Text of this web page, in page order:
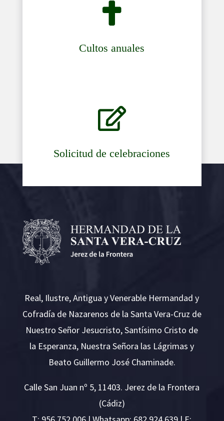

Cultos anuales

Solicitud de celebraciones
Real, Ilustre, Antigua y Venerable Hermandad y
Cofradía de Nazarenos de la Santa Vera-Cruz de
Nuestro Señor Jesucristo, Santísimo Cristo de
la Esperanza, Nuestra Señora las Lágrimas y
Beato Guillermo José Chaminade.
Calle San Juan nº 5, 11403. Jerez de la Frontera
(Cádiz)